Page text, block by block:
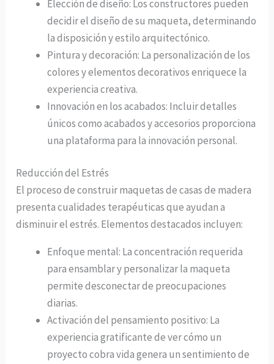
Elección de diseño: Los constructores pueden
decidir el diseño de su maqueta, determinando
la disposición y estilo arquitectónico.
Pintura y decoración: La personalización de los
colores y elementos decorativos enriquece la
experiencia creativa.
Innovación en los acabados: Incluir detalles
únicos como acabados y accesorios proporciona
una plataforma para la innovación personal.
Reducción del Estrés
El proceso de construir maquetas de casas de madera
presenta cualidades terapéuticas que ayudan a
disminuir el estrés. Elementos destacados incluyen:
Enfoque mental: La concentración requerida
para ensamblar y personalizar la maqueta
permite desconectar de preocupaciones
diarias.
Activación del pensamiento positivo: La
experiencia gratificante de ver cómo un
proyecto cobra vida genera un sentimiento de